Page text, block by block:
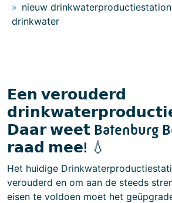
nieuw
drinkwater
𝗘𝗲𝗻 𝘃𝗲𝗿𝗼𝘂𝗱𝗲𝗿𝗱
𝗗𝗮𝗮𝗿 𝘄𝗲𝗲𝘁 Batenburg
𝗿𝗮𝗮𝗱 𝗺𝗲𝗲! 💧
Het huidige
verouderd en om aan de steeds
eisen te voldoen moet het